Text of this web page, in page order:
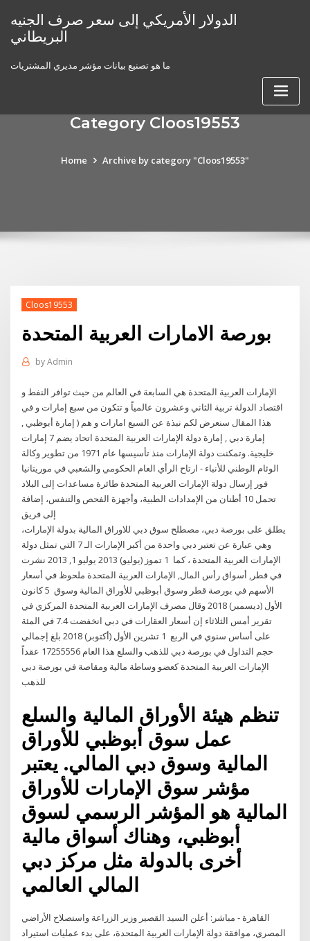
content
الدولار الأمريكي إلى سعر صرف الجنيه
البريطاني
ما هو تصنيع بيانات مؤشر مديري المشتريات
Category Cloos19553
Home Archive by category "Cloos19553"
Cloos19553
بورصة الامارات العربية المتحدة
byAdmin
الإمارات العربية المتحدة هي السابعة في العالم من حيث توافر النفط و
اقتصاد الدولة تربية الثاني وعشرون عالمياً و تتكون من سبع إمارات و في
هذا المقال سنعرض لكم نبذة عن السبع امارات و هم ( إمارة أبوظبي ,
إمارة دبي , إمارة دولة الإمارات العربية المتحدة اتحاد يضم 7 إمارات
خليجية. وتمكنت دولة الإمارات منذ تأسيسها عام 1971 من تطوير وكالة
الوئام الوطني للأنباء - ارتاح الرأي العام الحكومي والشعبي في موريتانيا
فور إرسال دولة الإمارات العربية المتحدة طائرة مساعدات إلى البلاد
تحمل 10 أطنان من الإمدادات الطبية، وأجهزة الفحص والتنفس، إضافة
إلى فريق
يطلق على بورصة دبي، مصطلح سوق دبي للاوراق المالية بدولة الإمارات،
وهي عبارة عن تعتبر دبي واحدة من أكبر الإمارات الـ 7 التي تمثل دولة
الإمارات العربية المتحدة ، كما 1 تموز (يوليو) 2013 يوليو 1, 2013 نشرت
في قطر, أسواق رأس المال, الإمارات العربية المتحدة ملحوظ في أسعار
الأسهم في بورصة قطر وسوق أبوظبي للأوراق المالية وسوق 5 كانون
الأول (ديسمبر) 2018 وقال مصرف الإمارات العربية المتحدة المركزي في
تقرير أمس الثلاثاء إن أسعار العقارات في دبي انخفضت 7.4 في المئة
على أساس سنوي في الربع 1 تشرين الأول (أكتوبر) 2018 بلغ إجمالي
حجم التداول في بورصة دبي للذهب والسلع هذا العام 17255556 عقداً
الإمارات العربية المتحدة كعضو وساطة مالية ومقاصة في بورصة دبي
تنظم هيئة الأوراق المالية والسلع
عمل سوق أبوظبي للأوراق
المالية وسوق دبي المالي. يعتبر
مؤشر سوق الإمارات للأوراق
المالية هو المؤشر الرسمي لسوق
أبوظبي، وهناك أسواق مالية
أخرى بالدولة مثل مركز دبي
المالي العالمي
القاهرة - مباشر: أعلن السيد القصير وزير الزراعة واستصلاح الأراضي
المصري، موافقة دولة الإمارات العربية المتحدة، على بدء عمليات استيراد